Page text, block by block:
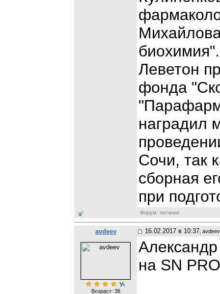
биохимия".
Леветон
фонда
наградил
Сочи, так
сборная
при
Форум: питание
avdeev 16.02.2017 в 10:37 , avdeev
Возраст: 38
на SN